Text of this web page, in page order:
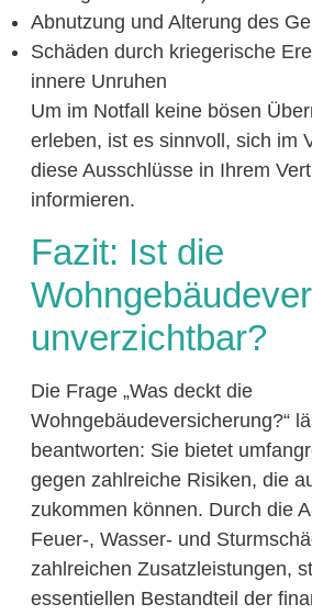
Abnutzung und Alterung des
Schäden durch kriegerische
innere Unruhen
Um im Notfall keine bösen
erleben, ist es sinnvoll, sich im
diese Ausschlüsse in Ihrem
informieren.
Fazit: Ist die
unverzichtbar?
Die Frage „Was deckt die
Wohngebäudeversicherung?“
beantworten: Sie bietet
gegen zahlreiche Risiken, die
zukommen können. Durch die
Feuer-, Wasser- und
zahlreichen Zusatzleistungen,
essentiellen Bestandteil der